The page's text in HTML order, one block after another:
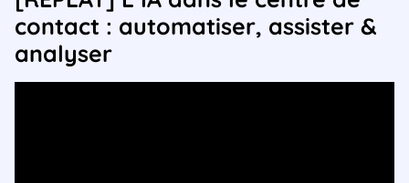
contact : automatiser, assister &
analyser